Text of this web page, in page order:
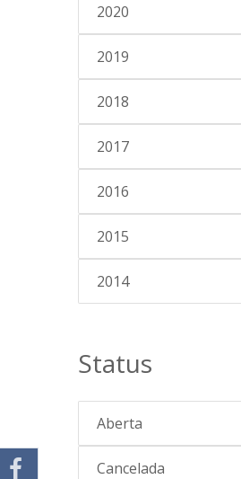
2020
2019
2018
2017
2016
2015
2014
Status
Aberta
Cancelada